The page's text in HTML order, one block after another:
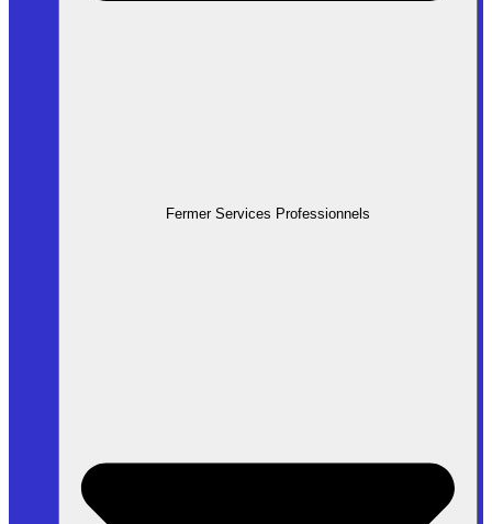
Fermer Services Professionnels